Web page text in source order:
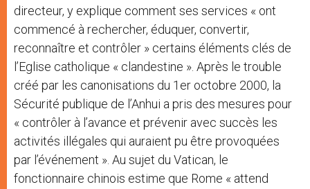
directeur, y explique comment ses services « ont
commencé à rechercher, éduquer, convertir,
reconnaître et contrôler » certains éléments clés de
l’Eglise catholique « clandestine ». Après le trouble
créé par les canonisations du 1er octobre 2000, la
Sécurité publique de l’Anhui a pris des mesures pour
« contrôler à l’avance et prévenir avec succès les
activités illégales qui auraient pu être provoquées
par l’événement ». Au sujet du Vatican, le
fonctionnaire chinois estime que Rome « attend